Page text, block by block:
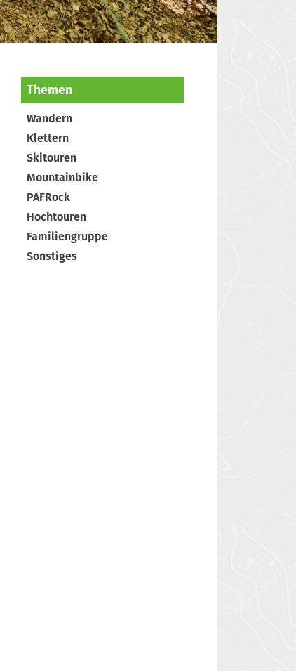
Themen
Wandern
Klettern
Skitouren
Mountainbike
PAFRock
Hochtouren
Familiengruppe
Sonstiges